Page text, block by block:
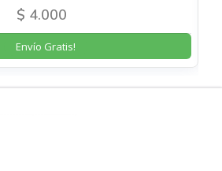
$ 4.000
Envío Gratis!